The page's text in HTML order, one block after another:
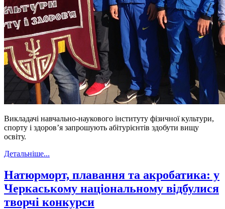
Викладачі навчально-наукового інституту фізичної культури,
спорту і здоров’я запрошують абітурієнтів здобути вищу
освіту.
Детальніше...
Натюрморт, плавання та акробатика: у
Черкаському національному відбулися
творчі конкурси